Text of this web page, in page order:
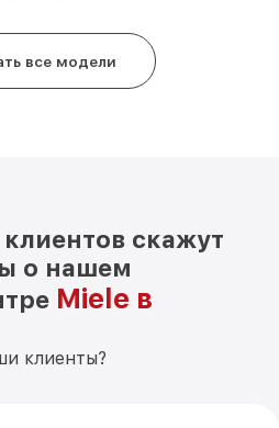
все модели
скажут
о нашем
Miele в
клиенты?